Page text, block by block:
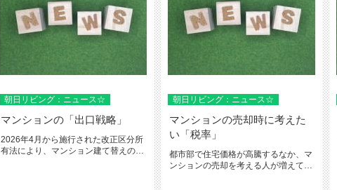
朝日リビング：ニュース☆
マンションの「出口戦略」
2026年4月から施行された改正区分所
有法により、マンション建て替えの決
朝日リビング：ニュース☆
マンションの売却時に考えた
い「税率」
都市部で住宅価格が高騰するなか、マ
ンションの売却を考える人が増えてい